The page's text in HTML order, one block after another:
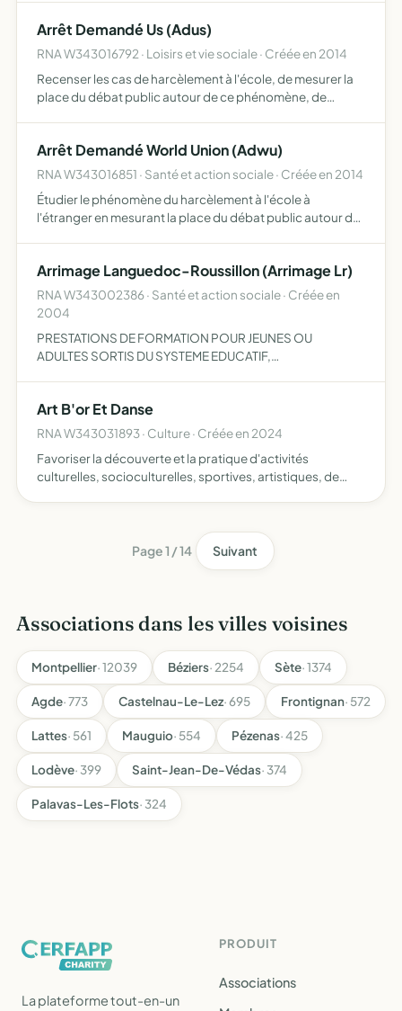
Arrêt Demandé Us (Adus)
RNA W343016792 · Loisirs et vie sociale · Créée en 2014
Recenser les cas de harcèlement à l'école, de mesurer la
place du débat public autour de ce phénomène, de
Arrêt Demandé World Union (Adwu)
RNA W343016851 · Santé et action sociale · Créée en 2014
Étudier le phénomène du harcèlement à l'école à
l'étranger en mesurant la place du débat public autour de
avec l'appu…
Arrimage Languedoc-Roussillon (Arrimage Lr)
RNA W343002386 · Santé et action sociale · Créée en
2004
PRESTATIONS DE FORMATION POUR JEUNES OU
ADULTES SORTIS DU SYSTEME EDUCATIF,
Art B'or Et Danse
RNA W343031893 · Culture · Créée en 2024
Favoriser la découverte et la pratique d'activités
culturelles, socioculturelles, sportives, artistiques, de
Page 1 / 14 Suivant
Associations dans les villes voisines
Montpellier· 12039 Béziers· 2254 Sète· 1374
Agde· 773 Castelnau-Le-Lez· 695 Frontignan· 572
Lattes· 561 Mauguio· 554 Pézenas· 425
Lodève· 399 Saint-Jean-De-Védas· 374
Palavas-Les-Flots· 324
La plateforme tout-en-un
PRODUIT
Associations